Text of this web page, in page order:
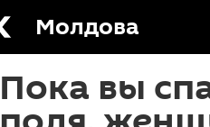
Молдова
Пока вы